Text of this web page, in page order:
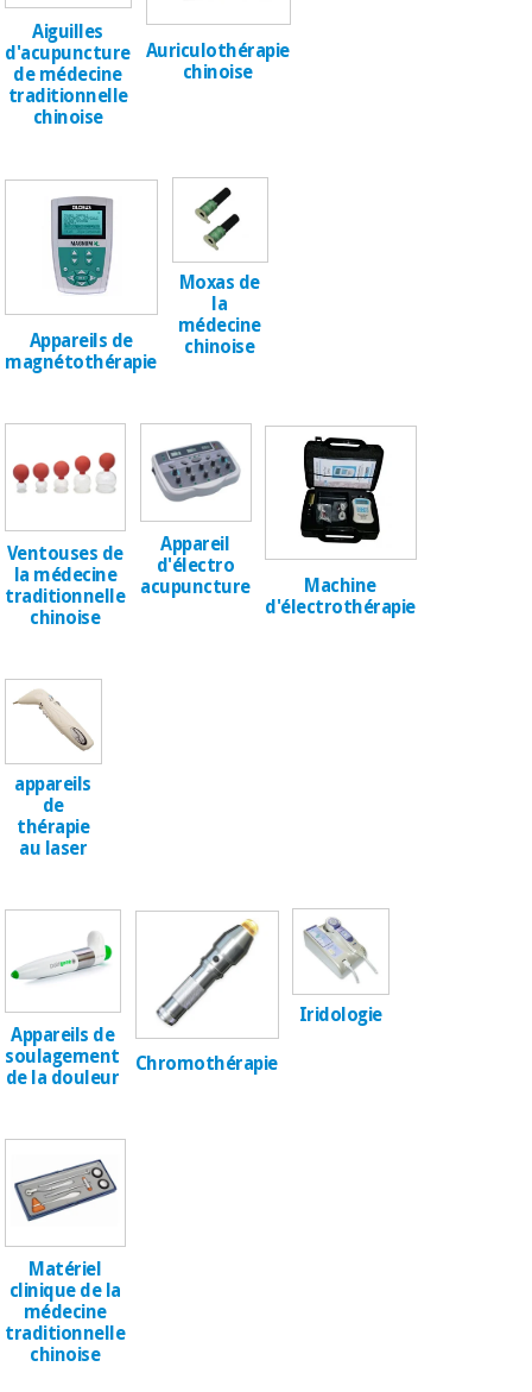
Offres
Outlet
Académie
Fisaude
équipement
médical
Médecine
traditionnelle
chinoise
clinique
Armoires
thérapeutiques
Matériel de
protection
Aérobic,
et
pilates
Sports
Armoires
sanitaires
Vétérinaire
Orthopédie
chirurgicaux
(déstockage)
Nouveautes
Offres
Dentisterie
équipement
Médecine
traditionnelle
chinoise
Mobilier
clinique
thérapeutiques
Matériel de
protection
essentiel
pour les
Aérobic,
fitness
et
pilates
Sports
jeux
Armoires
sanitaires
Vétérinaire
Orthopédie
Instruments
chirurgicaux
(déstockage)
Aiguilles
d'acupuncture
de médecine
traditionnelle
chinoise
Auriculothérapie
chinoise
Appareils de
magnétothérapie
Moxas de
la
médecine
chinoise
Ventouses de
la médecine
traditionnelle
chinoise
Appareil
d'électro
acupuncture
Machine
d'électrothérapie
appareils
de
thérapie
au laser
Appareils de
soulagement
de la douleur
Chromothérapie
Iridologie
Matériel
clinique de la
médecine
traditionnelle
chinoise